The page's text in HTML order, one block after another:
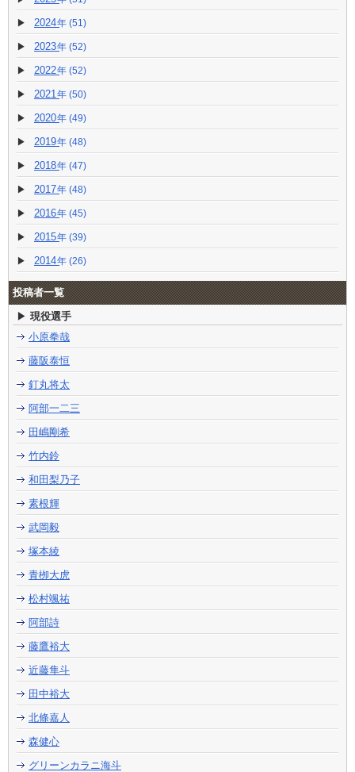
2024 (51)
2023 (52)
2022 (52)
2021 (50)
2020 (49)
2019 (48)
2018 (47)
2017 (48)
2016 (45)
2015 (39)
2014 (26)
投稿者一覧
現役選手
小原拳哉
藤阪泰恒
釘丸将太
阿部一二三
田嶋剛希
竹内鈴
和田梨乃子
素根輝
武岡毅
塚本綾
青栁大虎
松村颯祐
阿部詩
藤鷹裕大
近藤隼斗
田中裕大
北條嘉人
森健心
グリーンカラニ海斗